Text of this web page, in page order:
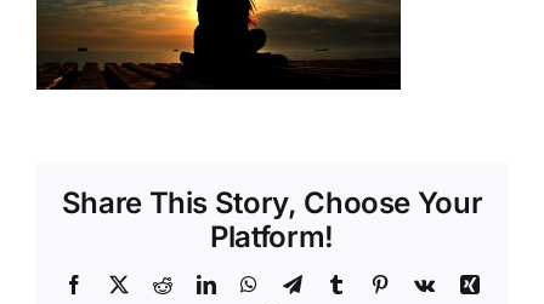
Shop
Tratamente naturale
Share This Story, Choose Your
Platform!
Facebook
X RedditLinkedInWhatsApp
TelegramTumblr Pinterest
Vk
Xing